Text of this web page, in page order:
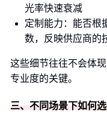
光率快速衰减
定制能力：能否根
数，反映供应商的
这些细节往往不会体
专业度的关键。
三、不同场景下如何选